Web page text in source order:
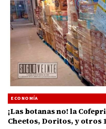
ECONOMÍA
¡Las botanas no! la
Cheetos, Doritos, y otros